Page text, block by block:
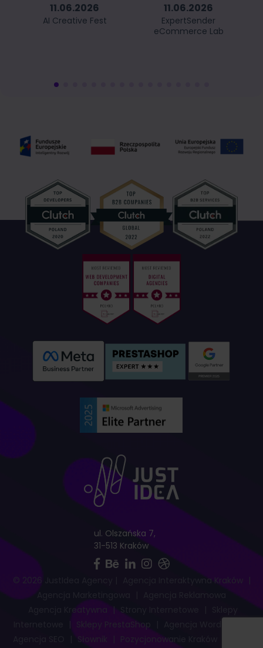
11.06.2026
AI Creative Fest
11.06.2026
ExpertSender
eCommerce Lab
© 2026 JustIdea Agency Agencja Interaktywna Kraków |
Agencja Kreatywna
Strony Internetowe
Sklepy PrestaShop
Słownik | Pozycjonowanie Kraków
ul. Olszańska 7,
31-513 Kraków